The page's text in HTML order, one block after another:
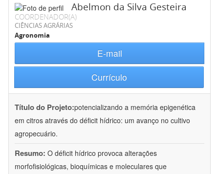
Abelmon da Silva Gesteira
COORDENADOR(A)
CIÊNCIAS AGRÁRIAS
Agronomia
E-mail
Currículo
Título do Projeto:potencializando a memória epigenética
em citros através do déficit hídrico: um avanço no cultivo
agropecuário.
Resumo: O déficit hídrico provoca alterações
morfofisiológicas, bioquímicas e moleculares que